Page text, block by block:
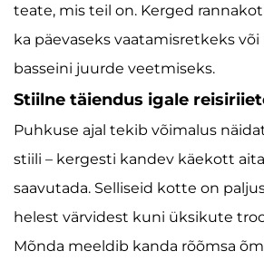
teate, mis teil on. Kerged
ka päevaseks vaatamisretkeks
basseini juurde veetmiseks.
Stiilne täiendus igale
Puhkuse ajal tekib võimalus
stiili – kergesti kandev käekott
saavutada. Selliseid kotte on
helest värvidest kuni üksikute
Mõnda meeldib kanda rõõmsa